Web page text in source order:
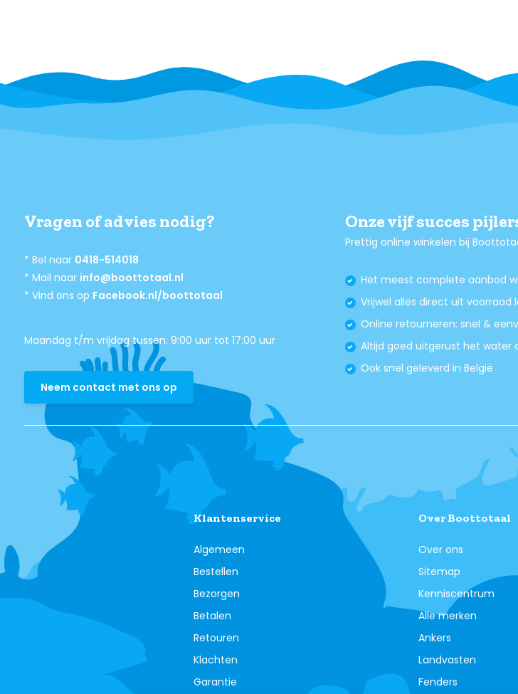
Vragen of advies nodig?
* Bel naar 0418-514018
* Mail naar info@boottotaal.nl
* Vind ons op Facebook.nl/boottotaal
Maandag t/m vrijdag tussen: 9:00 uur tot 17:00 uur
Neem contact met ons op
Onze vijf succes
Prettig online winkelen bij
Het meest complete aanbod
Vrijwel alles direct uit voorraad
Online retourneren: snel &
Altijd goed uitgerust het water
Ook snel geleverd in België
Klantenservice
Algemeen
Bestellen
Bezorgen
Betalen
Retouren
Klachten
Garantie
Over Boottotaal
Over ons
Sitemap
Kenniscentrum
Alle merken
Ankers
Landvasten
Fenders